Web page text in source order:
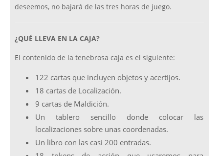
deseemos, no bajará de las tres horas de juego.
¿QUÉ LLEVA EN LA CAJA?
El contenido de la tenebrosa caja es el siguiente:
122 cartas que incluyen objetos y acertijos.
18 cartas de Localización.
9 cartas de Maldición.
Un tablero sencillo donde colocar las
localizaciones sobre unas coordenadas.
Un libro con las casi 200 entradas.